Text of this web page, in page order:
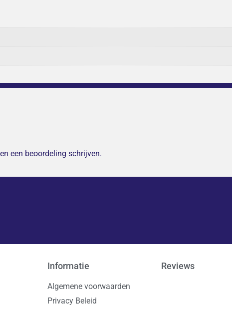
een beoordeling schrijven.
Informatie
Algemene voorwaarden
Privacy Beleid
Reviews